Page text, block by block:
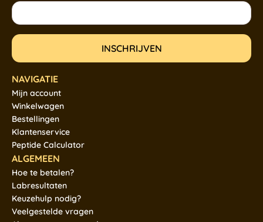
NAVIGATIE
Mijn account
Winkelwagen
Bestellingen
Klantenservice
Peptide Calculator
ALGEMEEN
Hoe te betalen?
Labresultaten
Keuzehulp nodig?
Veelgestelde vragen